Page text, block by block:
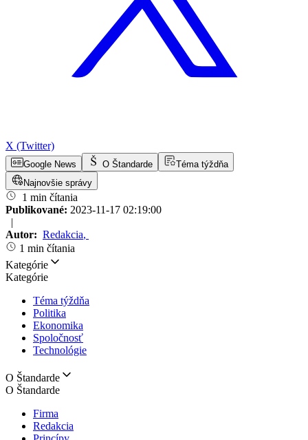
X (Twitter)
Google News O Štandarde
Téma týždňa
Najnovšie správy
1 min čítania
Publikované: 2023-11-17 02:19:00
|
Autor: Redakcia,
1 min čítania
Kategórie
Kategórie
Téma týždňa
Politika
Ekonomika
Spoločnosť
Technológie
O Štandarde
O Štandarde
Firma
Redakcia